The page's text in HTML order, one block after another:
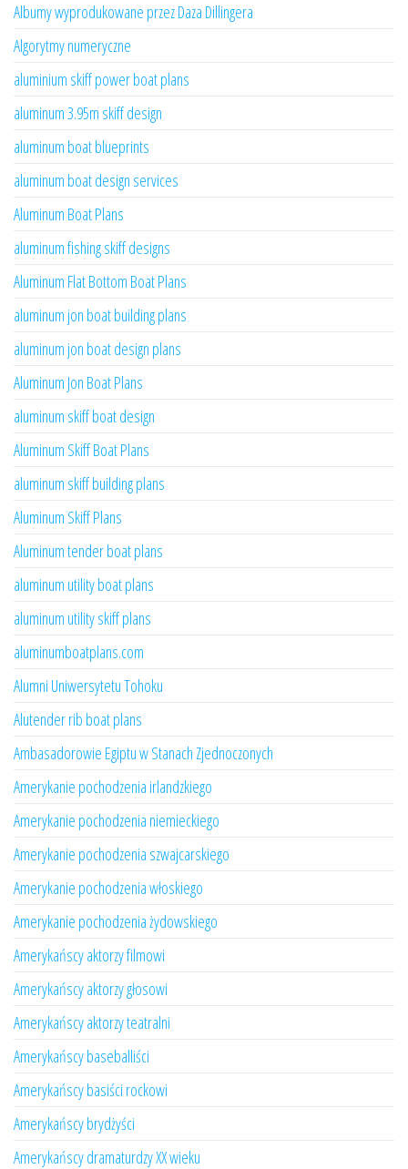
Albumy wyprodukowane przez Daza Dillingera
Algorytmy numeryczne
aluminium skiff power boat plans
aluminum 3.95m skiff design
aluminum boat blueprints
aluminum boat design services
Aluminum Boat Plans
aluminum fishing skiff designs
Aluminum Flat Bottom Boat Plans
aluminum jon boat building plans
aluminum jon boat design plans
Aluminum Jon Boat Plans
aluminum skiff boat design
Aluminum Skiff Boat Plans
aluminum skiff building plans
Aluminum Skiff Plans
Aluminum tender boat plans
aluminum utility boat plans
aluminum utility skiff plans
aluminumboatplans.com
Alumni Uniwersytetu Tohoku
Alutender rib boat plans
Ambasadorowie Egiptu w Stanach Zjednoczonych
Amerykanie pochodzenia irlandzkiego
Amerykanie pochodzenia niemieckiego
Amerykanie pochodzenia szwajcarskiego
Amerykanie pochodzenia włoskiego
Amerykanie pochodzenia żydowskiego
Amerykańscy aktorzy filmowi
Amerykańscy aktorzy głosowi
Amerykańscy aktorzy teatralni
Amerykańscy baseballiści
Amerykańscy basiści rockowi
Amerykańscy brydżyści
Amerykańscy dramaturdzy XX wieku